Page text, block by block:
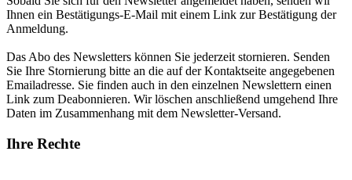
Ihnen ein Bestätigungs-E-Mail mit einem Link zur Bestätigung der
Anmeldung.
Das Abo des Newsletters können Sie jederzeit stornieren. Senden
Sie Ihre Stornierung bitte an die auf der Kontaktseite angegebenen
Emailadresse. Sie finden auch in den einzelnen Newslettern einen
Link zum Deabonnieren. Wir löschen anschließend umgehend Ihre
Daten im Zusammenhang mit dem Newsletter-Versand.
Ihre Rechte